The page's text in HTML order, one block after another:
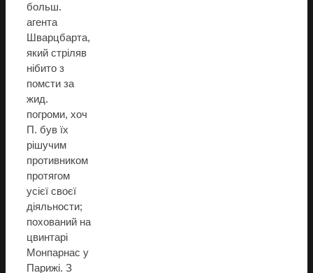
больш.
агента
Шварцбарта,
який стріляв
нібито з
помсти за
жид.
погроми, хоч
П. був їх
рішучим
противником
протягом
усієї своєї
діяльности;
похований на
цвинтарі
Монпарнас у
Парижі. З